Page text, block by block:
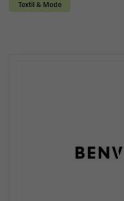
Textil & Mode